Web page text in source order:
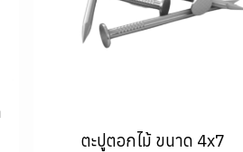
ตะปูตอกไม้ ขนาด 4x7